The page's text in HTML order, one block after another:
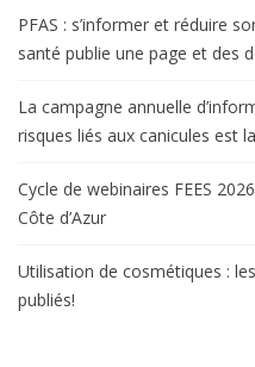
PFAS : s’informer et réduire
santé publie une page et des
La campagne annuelle
risques liés aux canicules est
Cycle de webinaires FEES
Côte d’Azur
Utilisation de cosmétiques :
publiés!